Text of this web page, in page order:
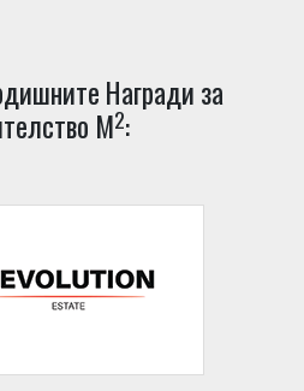
Награди за
М2: